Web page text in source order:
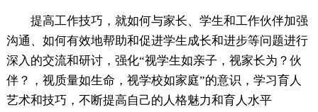
提高工作技巧，就如何与家长、学生和工作伙伴加强
沟通、如何有效地帮助和促进学生成长和进步等问题进行
深入的交流和研讨，强化“视学生如亲子，视家长为？伙
伴？，视质量如生命，视学校如家庭”的意识，学习育人
艺术和技巧，不断提高自己的人格魅力和育人水平